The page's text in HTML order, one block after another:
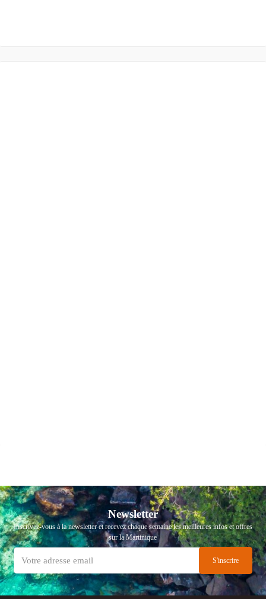
Newsletter
Inscrivez-vous à la newsletter et recevez chaque semaine les meilleures infos et offres
sur la Martinique